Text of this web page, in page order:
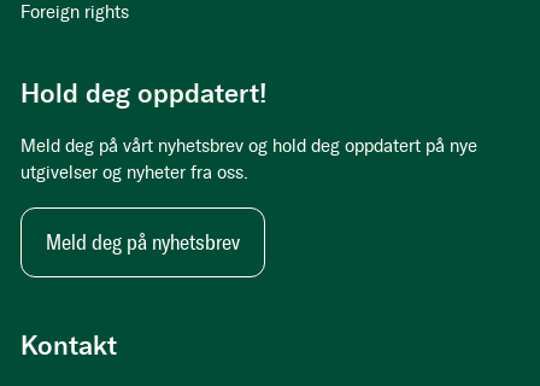
Kontakt
Foreign rights
Hold deg oppdatert!
Meld deg på vårt nyhetsbrev og hold deg oppdatert på nye
utgivelser og nyheter fra oss.
Meld deg på nyhetsbrev